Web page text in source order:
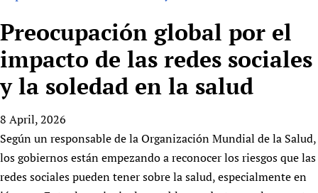
Why HIFA is needed
Vision and Strategy
HIFA, Universal Health Coverage and Human Rights
Achievements
Testimonials
HIFA Voices database
HIFA (Healthcare Information For All)
How to use the HIFA forums
CHIFA (child health and rights)
HIFA-French
HIFA-Portuguese
HIFA-Spanish
HIFA-Zambia 2011-2024
Projects
New! SPOTLIGHTS
mHealth
Open access
Substance use disorders
People
Country representatives
List view
Fundraising Working Group
Main Steering Group
Support
Collaborate
Contact us
News
Preocupación global por el
impacto de las redes sociales
y la soledad en la salud
8 April, 2026
Según un responsable de la Organización Mundial de la Salud,
los gobiernos están empezando a reconocer los riesgos que las
redes sociales pueden tener sobre la salud, especialmente en